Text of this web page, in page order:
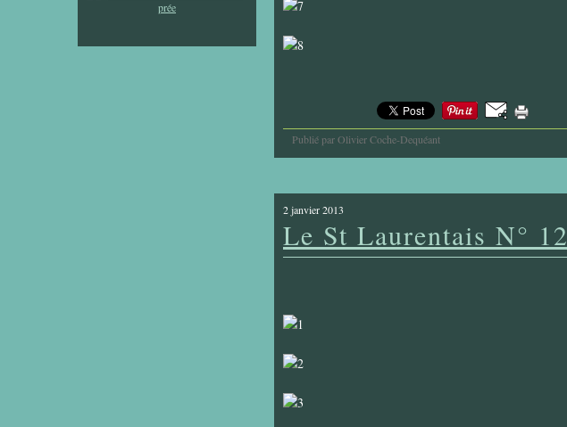
Publié par Olivier Coche-Dequéant
2 janvier 2013
Le St Laurentais N° 12